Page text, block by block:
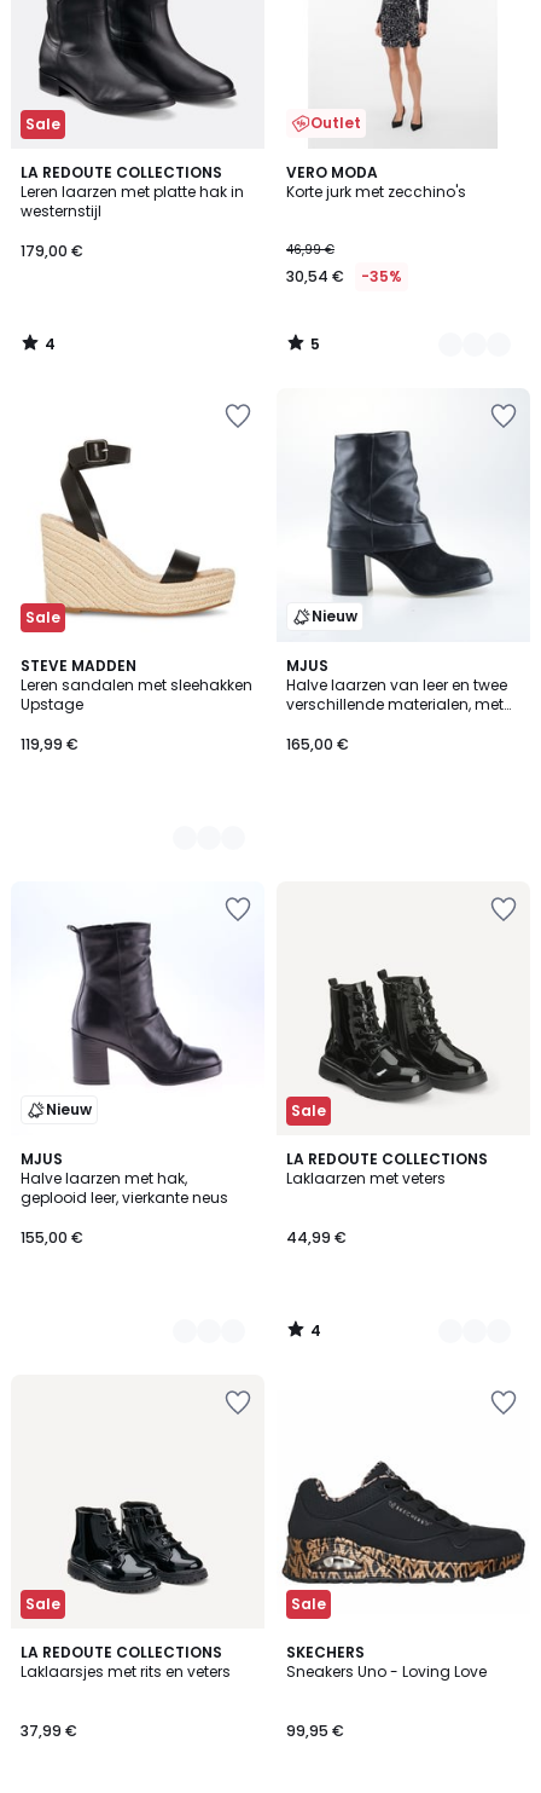
Sale
LA REDOUTE COLLECTIONS
Leren laarzen met platte hak in
westernstijl
179,00 €
4
/
5
4
/
Outlet
VERO MODA
Korte jurk met zecchino's
46,99 €
30,54 € -35%
5
/
2
Kleuren
5
/
Sale
STEVE MADDEN
Leren sandalen met sleehakken
Upstage
119,99 €
2
Kleuren
Nieuw
MJUS
Halve laarzen van leer en twee
verschillende materialen, met
165,00 €
Nieuw
MJUS
Halve laarzen met hak,
geplooid leer, vierkante neus
155,00 €
2
Kleuren
Sale
LA REDOUTE COLLECTIONS
Laklaarzen met veters
44,99 €
4
/
3
Kleuren
4
/
Sale
LA REDOUTE COLLECTIONS
Laklaarsjes met rits en veters
37,99 €
Sale
SKECHERS
Sneakers Uno - Loving Love
99,95 €
4,9
/ 5
3
Kleuren